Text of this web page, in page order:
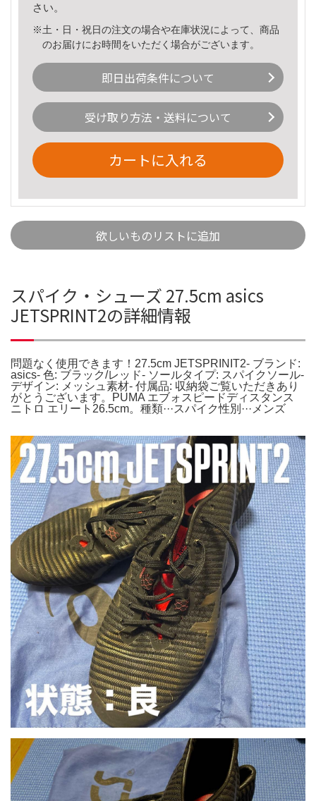
さい。
※土・日・祝日の注文の場合や在庫状況によって、商品
のお届けにお時間をいただく場合がございます。
即日出荷条件について
受け取り方法・送料について
カートに入れる
欲しいものリストに追加
スパイク・シューズ 27.5cm asics
JETSPRINT2の詳細情報
問題なく使用できます！27.5cm JETSPRINIT2- ブランド:
asics- 色: ブラック/レッド- ソールタイプ: スパイクソール-
デザイン: メッシュ素材- 付属品: 収納袋ご覧いただきあり
がとうございます。PUMA エブォスピードディスタンス
ニトロ エリート26.5cm。種類···スパイク性別···メンズ